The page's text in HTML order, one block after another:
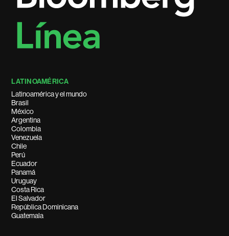
LATINOAMÉRICA
Latinoamérica y el mundo
Brasil
México
Argentina
Colombia
Venezuela
Chile
Perú
Ecuador
Panamá
Uruguay
Costa Rica
El Salvador
República Dominicana
Guatemala